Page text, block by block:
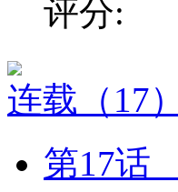
评分:
连载 （17）
第17话